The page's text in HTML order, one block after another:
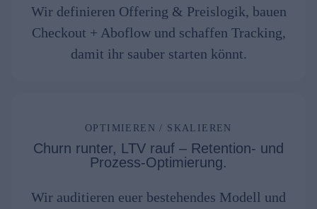
Wir definieren Offering & Preislogik, bauen
Checkout + Aboflow und schaffen Tracking,
damit ihr sauber starten könnt.
OPTIMIEREN / SKALIEREN
Churn runter, LTV rauf – Retention- und
Prozess-Optimierung.
Wir auditieren euer bestehendes Modell und